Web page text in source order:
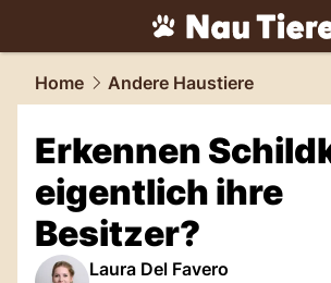
tiere.NAU.ch
Home Andere Haustiere
Erkennen
eigentlich ihre
Besitzer?
Laura Del Favero